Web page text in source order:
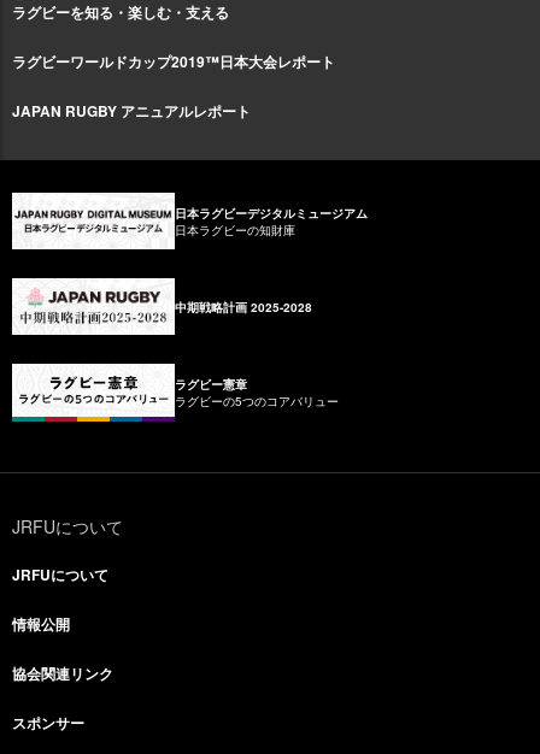
ラグビーを知る・楽しむ・支える
ラグビーワールドカップ2019™日本大会レポート
JAPAN RUGBY アニュアルレポート
日本ラグビーデジタルミュージアム
日本ラグビーの知財庫
中期戦略計画 2025-2028
ラグビー憲章
ラグビーの5つのコアバリュー
JRFUについて
JRFUについて
情報公開
協会関連リンク
スポンサー